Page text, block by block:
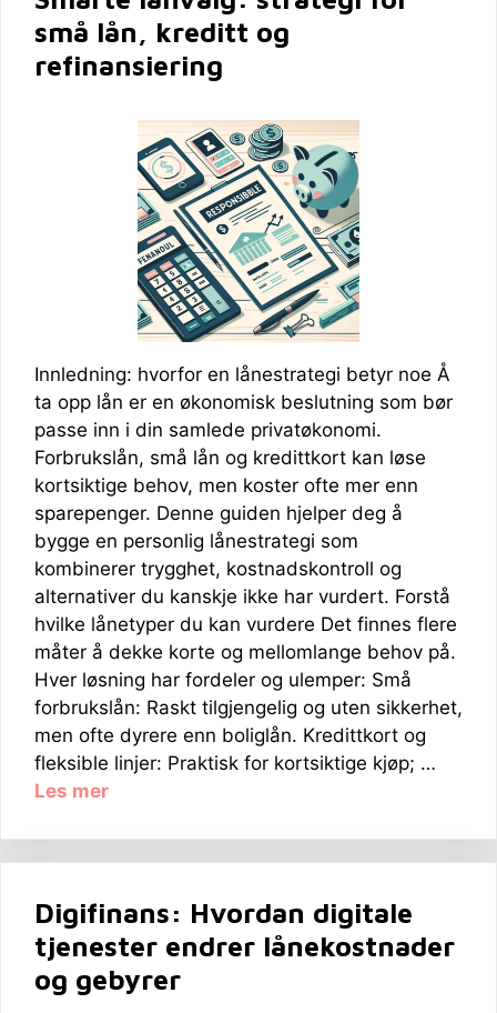
små lån, kreditt og
refinansiering
Innledning: hvorfor en lånestrategi betyr noe Å
ta opp lån er en økonomisk beslutning som bør
passe inn i din samlede privatøkonomi.
Forbrukslån, små lån og kredittkort kan løse
kortsiktige behov, men koster ofte mer enn
sparepenger. Denne guiden hjelper deg å
bygge en personlig lånestrategi som
kombinerer trygghet, kostnadskontroll og
alternativer du kanskje ikke har vurdert. Forstå
hvilke lånetyper du kan vurdere Det finnes flere
måter å dekke korte og mellomlange behov på.
Hver løsning har fordeler og ulemper: Små
forbrukslån: Raskt tilgjengelig og uten sikkerhet,
men ofte dyrere enn boliglån. Kredittkort og
fleksible linjer: Praktisk for kortsiktige kjøp; …
Les mer
Digifinans: Hvordan digitale
tjenester endrer lånekostnader
og gebyrer